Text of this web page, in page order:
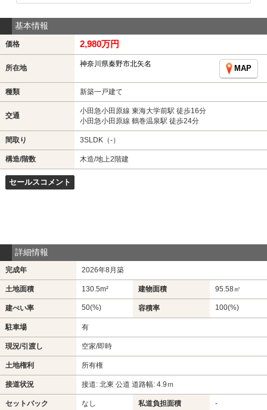
基本情報
価格 2,980万円
所在地 神奈川県秦野市北矢名
MAP
種類 新築一戸建て
交通
小田急小田原線 東海大学前駅 徒歩16分
小田急小田原線 鶴巻温泉駅 徒歩24分
間取り 3SLDK（-）
構造/階数 木造/地上2階建
セールスコメント
詳細情報
完成年 2026年8月築
土地面積 130.5m² 建物面積 95.58㎡
建ぺい率 50(%) 容積率 100(%)
駐車場 有
現況/引渡し 空家/即時
土地権利 所有権
接道状況 接道: 北東 公道 道路幅: 4.9ｍ
セットバック なし 私道負担面積 -